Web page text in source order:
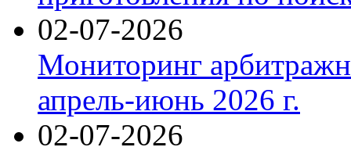
02-07-2026
Мониторинг
апрель-июнь 2026 г.
02-07-2026